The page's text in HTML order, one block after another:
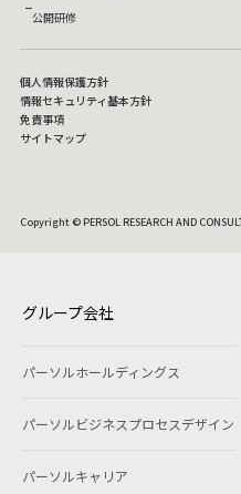
公開研修
Copyright © PERSOL RESEARCH AND
個人情報保護方針
情報セキュリティ基本方針
免責事項
サイトマップ
グループ会社
パーソルホールディングス
パーソルビジネスプロセスデザイン
パーソルキャリア